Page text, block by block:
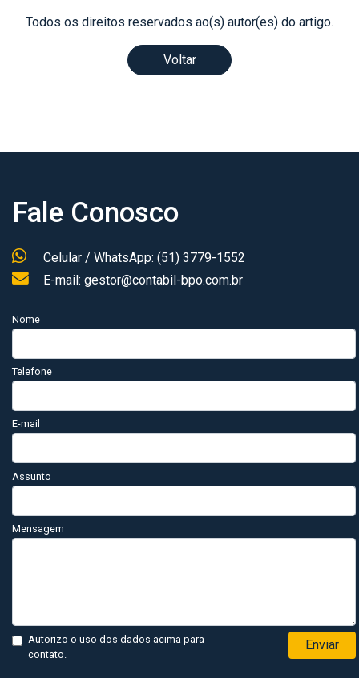
Todos os direitos reservados ao(s) autor(es) do artigo.
Voltar
Fale Conosco
Celular / WhatsApp: (51) 3779-1552
E-mail: gestor@contabil-bpo.com.br
Nome
Telefone
E-mail
Assunto
Mensagem
Autorizo o uso dos dados acima para
contato.
Enviar